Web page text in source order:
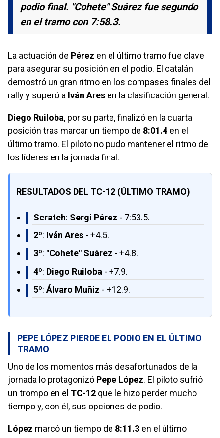
podio final. "Cohete" Suárez fue segundo
en el tramo con 7:58.3.
La actuación de Pérez en el último tramo fue clave
para asegurar su posición en el podio. El catalán
demostró un gran ritmo en los compases finales del
rally y superó a Iván Ares en la clasificación general.
Diego Ruiloba, por su parte, finalizó en la cuarta
posición tras marcar un tiempo de 8:01.4 en el
último tramo. El piloto no pudo mantener el ritmo de
los líderes en la jornada final.
RESULTADOS DEL TC-12 (ÚLTIMO TRAMO)
Scratch: Sergi Pérez - 7:53.5.
2º: Iván Ares - +4.5.
3º: "Cohete" Suárez - +4.8.
4º: Diego Ruiloba - +7.9.
5º: Álvaro Muñiz - +12.9.
PEPE LÓPEZ PIERDE EL PODIO EN EL ÚLTIMO
TRAMO
Uno de los momentos más desafortunados de la
jornada lo protagonizó Pepe López. El piloto sufrió
un trompo en el TC-12 que le hizo perder mucho
tiempo y, con él, sus opciones de podio.
López marcó un tiempo de 8:11.3 en el último